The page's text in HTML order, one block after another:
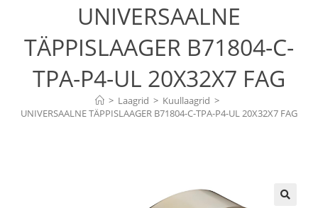
UNIVERSAALNE
TÄPPISLAAGER B71804-C-
TPA-P4-UL 20X32X7 FAG
> Laagrid > Kuullaagrid >
UNIVERSAALNE TÄPPISLAAGER B71804-C-TPA-P4-UL 20X32X7 FAG